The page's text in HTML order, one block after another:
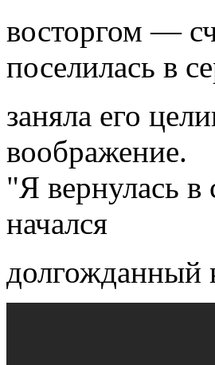
восторгом —
поселилась в
заняла его
воображение.
"Я вернулась
начался
долгожданный